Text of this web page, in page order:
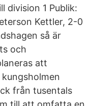
division 1 Publik:
Kettler, 2-0
så är
och
att
från tusentals